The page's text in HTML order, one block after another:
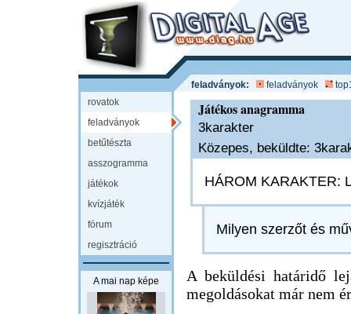
feladványok: feladványok
rovatok
feladványok
betűtészta
asszogramma
játékok
kvízjáték
fórum
regisztráció
A mai nap képe
Játékos anagramma
3karakter
Közepes, beküldte:
HÁROM KARAKTER:
Milyen szerzőt és
A beküldési határidő
megoldásokat már nem